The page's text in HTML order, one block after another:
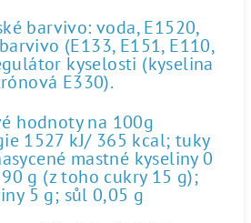
barvivo: voda, E1520,
(E133, E151, E110,
kyselosti (kyselina
E330).
hodnoty na 100g
1527 kJ/ 365 kcal; tuky
mastné kyseliny 0
g (z toho cukry 15 g);
5 g; sůl 0,05 g